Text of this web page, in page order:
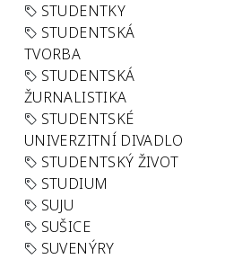
STUDENTKY
STUDENTSKÁ
TVORBA
STUDENTSKÁ
ŽURNALISTIKA
STUDENTSKÉ
UNIVERZITNÍ DIVADLO
STUDENTSKÝ ŽIVOT
STUDIUM
SUJU
SUŠICE
SUVENÝRY